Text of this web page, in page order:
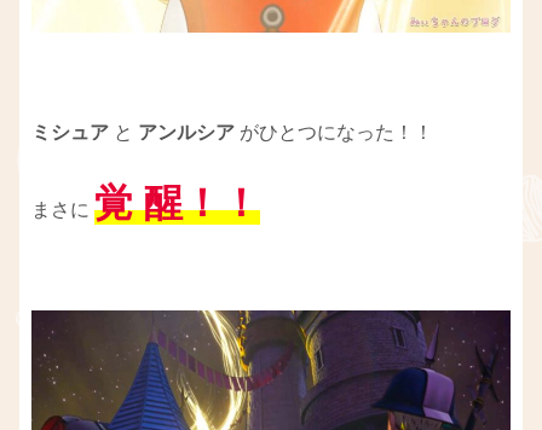
ミシュア と アンルシア がひとつになった！！
まさに 覚 醒！！